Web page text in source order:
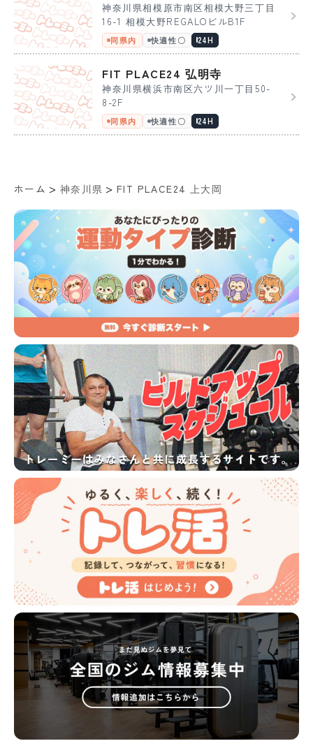
神奈川県相模原市南区相模大野三丁目
16-1 相模大野REGALOビルB1F
同県内 快適性〇 24H
FIT PLACE24 弘明寺
神奈川県横浜市南区六ツ川一丁目50-
8-2F
同県内 快適性〇 24H
ホーム > 神奈川県 > FIT PLACE24 上大岡